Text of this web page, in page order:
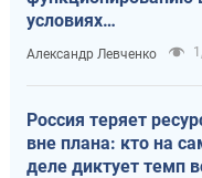
условиях
масштабного
военного кризиса
Александр Левченко
Россия теряет
вне плана: кто на
деле диктует темп